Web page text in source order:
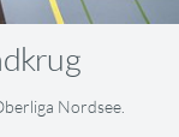
Nordsee.